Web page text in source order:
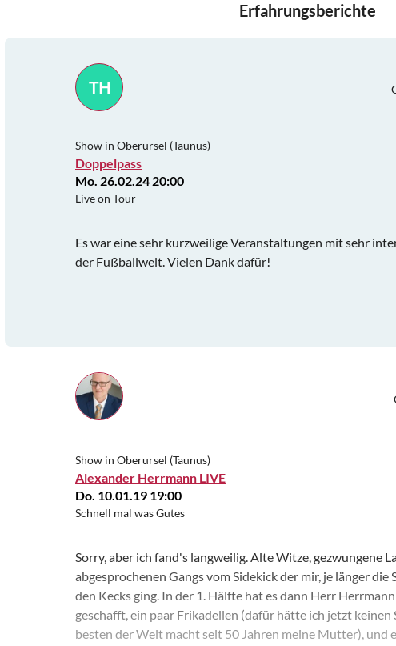
Erfahrungsberichte
TH
Show in Oberursel (Taunus)
Doppelpass
Mo. 26.02.24 20:00
Live on Tour
Es war eine sehr kurzweilige Veranstaltungen mit sehr
der Fußballwelt. Vielen Dank dafür!
Show in Oberursel (Taunus)
Alexander Herrmann LIVE
Do. 10.01.19 19:00
Schnell mal was Gutes
Sorry, aber ich fand's langweilig. Alte Witze, gezwungene
abgesprochenen Gangs vom Sidekick der mir, je länger die
den Kecks ging. In der 1. Hälfte hat es dann Herr
geschafft, ein paar Frikadellen (dafür hätte ich jetzt
besten der Welt macht seit 50 Jahren meine Mutter), und